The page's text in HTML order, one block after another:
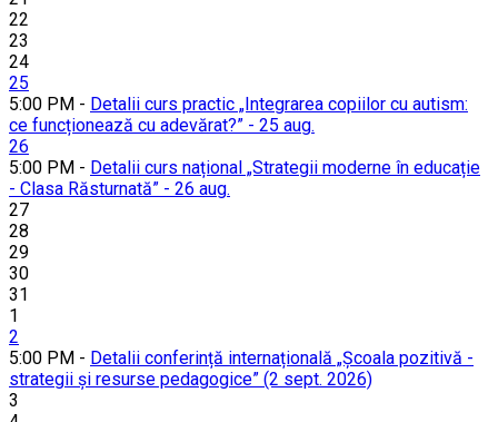
22
23
24
25
5:00 PM - Detalii curs practic „Integrarea copiilor cu autism:
ce funcționează cu adevărat?” - 25 aug.
26
5:00 PM - Detalii curs național „Strategii moderne în educație
- Clasa Răsturnată” - 26 aug.
27
28
29
30
31
1
2
5:00 PM - Detalii conferință internațională „Școala pozitivă -
strategii și resurse pedagogice” (2 sept. 2026)
3